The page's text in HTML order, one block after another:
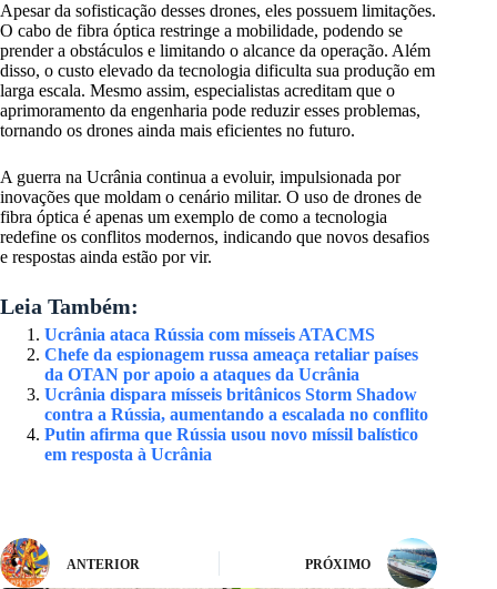
Apesar da sofisticação desses drones, eles possuem limitações.
O cabo de fibra óptica restringe a mobilidade, podendo se
prender a obstáculos e limitando o alcance da operação. Além
disso, o custo elevado da tecnologia dificulta sua produção em
larga escala. Mesmo assim, especialistas acreditam que o
aprimoramento da engenharia pode reduzir esses problemas,
tornando os drones ainda mais eficientes no futuro.
A guerra na Ucrânia continua a evoluir, impulsionada por
inovações que moldam o cenário militar. O uso de drones de
fibra óptica é apenas um exemplo de como a tecnologia
redefine os conflitos modernos, indicando que novos desafios
e respostas ainda estão por vir.
Leia Também:
Ucrânia ataca Rússia com mísseis ATACMS
Chefe da espionagem russa ameaça retaliar países
da OTAN por apoio a ataques da Ucrânia
Ucrânia dispara mísseis britânicos Storm Shadow
contra a Rússia, aumentando a escalada no conflito
Putin afirma que Rússia usou novo míssil balístico
em resposta à Ucrânia
ANTERIOR PRÓXIMO